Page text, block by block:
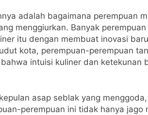
adalah bagaimana perempuan
menggiurkan. Banyak
itu dengan membuat inovasi
kota, perempuan-perempuan
intuisi kuliner dan ketekunan
asap seblak yang
perempuan ini tidak hanya jago